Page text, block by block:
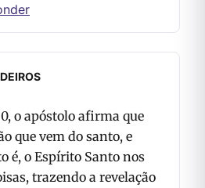
o apóstolo afirma que
que vem do santo, e
é, o Espírito Santo nos
trazendo a revelação